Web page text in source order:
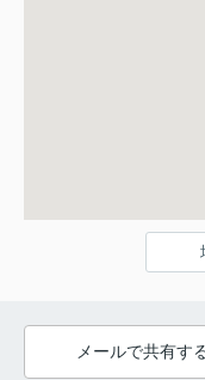
メールで共有す